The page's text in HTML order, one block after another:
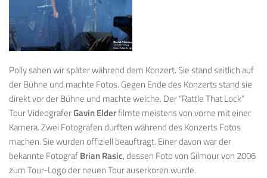
Polly sahen wir später während dem Konzert. Sie stand seitlich auf
der Bühne und machte Fotos. Gegen Ende des Konzerts stand sie
direkt vor der Bühne und machte welche. Der “Rattle That Lock”
Tour VideograferGavin Elderfilmte meistens von vorne mit einer
Kamera. Zwei Fotografen durften während des Konzerts Fotos
machen. Sie wurden offiziell beauftragt. Einer davon war der
bekannte FotografBrian Rasic, dessen Foto von Gilmour von 2006
zum Tour-Logo der neuen Tour auserkoren wurde.